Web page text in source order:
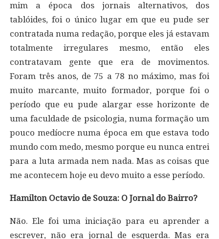
mim a época dos jornais alternativos, dos
tablóides, foi o único lugar em que eu pude ser
contratada numa redação, porque eles já estavam
totalmente irregulares mesmo, então eles
contratavam gente que era de movimentos.
Foram três anos, de 75 a 78 no máximo, mas foi
muito marcante, muito formador, porque foi o
período que eu pude alargar esse horizonte de
uma faculdade de psicologia, numa formação um
pouco medíocre numa época em que estava todo
mundo com medo, mesmo porque eu nunca entrei
para a luta armada nem nada. Mas as coisas que
me acontecem hoje eu devo muito a esse período.
Hamilton Octavio de Souza: O Jornal do Bairro?
Não. Ele foi uma iniciação para eu aprender a
escrever, não era jornal de esquerda. Mas era